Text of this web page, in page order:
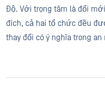
Độ. Với trọng tâm là đổi
đích, cả hai tổ chức đều
thay đổi có ý nghĩa trong